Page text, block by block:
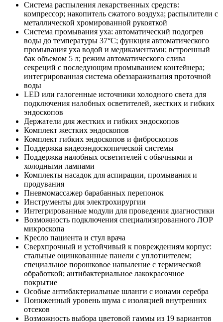
Система распыления лекарственных средств:
компрессор; накопитель сжатого воздуха; распылители с
металлической хромированной рукояткой
Система промывания уха: автоматический подогрев
воды до температуры 37°C; функция автоматического
промывания уха водой и медикаментами; встроенный
бак объемом 5 л; режим автоматического слива
секреций с последующим промыванием контейнера;
интегрированная система обеззараживания проточной
воды
LED или галогенные источники холодного света для
подключения налобных осветителей, жестких и гибких
эндоскопов
Держатели для жестких и гибких эндоскопов
Комплект жестких эндоскопов
Комплект гибких эндоскопов и фиброскопов
Поддержка видеоэндоскопической системы
Поддержка налобных осветителей с обычными и
холодными лампами
Комплекты насадок для аспирации, промывания и
продувания
Пневмомассажер барабанных перепонок
Инструменты для электрохирургии
Интегрированные модули для проведения диагностики
Возможность подключения специализированного ЛОР
микроскопа
Кресло пациента и стул врача
Сверхпрочный и устойчивый к повреждениям корпус:
стальные оцинкованные панели с уплотнителем;
специальное порошковое напыление с термической
обработкой; антибактериальное лакокрасочное
покрытие
Особые антибактериальные шланги с ионами серебра
Пониженный уровень шума с изоляцией внутренних
отсеков
Возможность выбора цветовой гаммы из 19 вариантов